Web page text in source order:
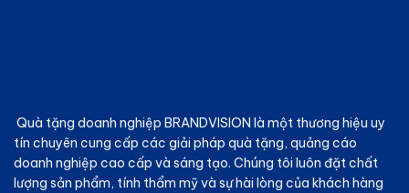
Quà tặng doanh nghiệp BRANDVISION là một thương hiệu uy
tín chuyên cung cấp các giải pháp quà tặng, quảng cáo
doanh nghiệp cao cấp và sáng tạo. Chúng tôi luôn đặt chất
lượng sản phẩm, tính thẩm mỹ và sự hài lòng của khách hàng